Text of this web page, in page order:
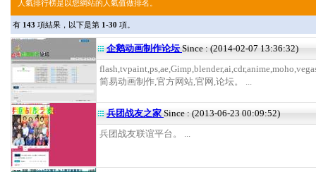
人氣排行榜是以您網站的人氣值做排名。
有 143 項結果，以下是第 1-30 項。
企鹅动画制作论坛Since : (2014-02-07 13:36:32)
简易动画制作,官方网站,官网,论坛。 ...
兵团战友之家Since : (2013-06-23 00:09:52)
兵团战友联谊平台。 ...